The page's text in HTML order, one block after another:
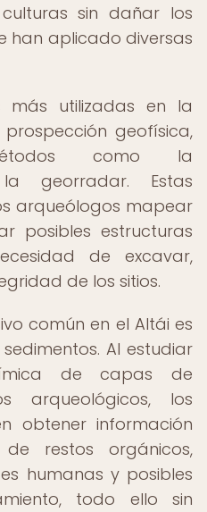
sin dañar los
han aplicado diversas
más utilizadas en la
geofísica,
como la
georradar. Estas
arqueólogos mapear
posibles estructuras
de excavar,
de los sitios.
común en el Altái es
Al estudiar
de capas de
arqueológicos, los
obtener información
restos orgánicos,
humanas y posibles
todo ello sin